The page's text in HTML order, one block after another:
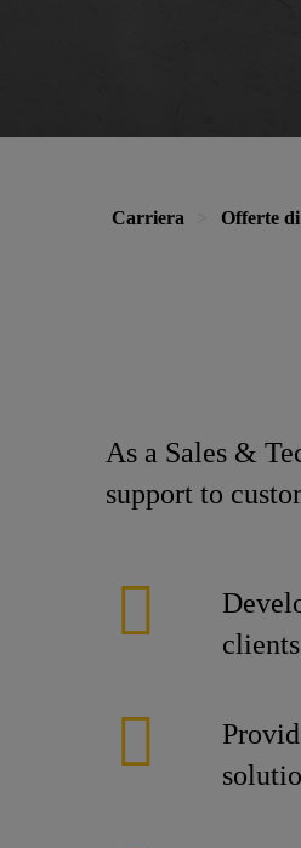
Carriera Offerte
As a Sales &
support to